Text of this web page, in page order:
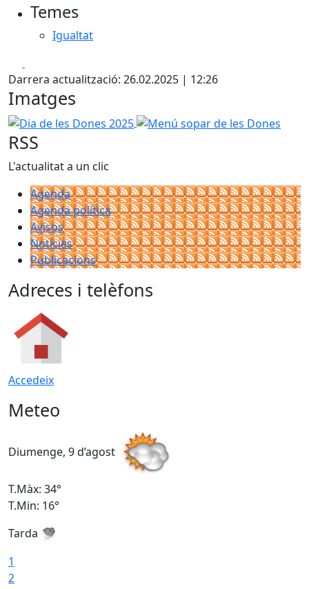
Temes
Igualtat
Darrera actualització: 26.02.2025 | 12:26
Imatges
Dia de les Dones 2025 Menú sopar de les Dones
RSS
L'actualitat a un clic
Agenda
Agenda política
Avisos
Notícies
Publicacions
Adreces i telèfons
Accedeix
Meteo
Diumenge, 9 d’agost
T.Màx: 34°
T.Min: 16°
Tarda
1
2